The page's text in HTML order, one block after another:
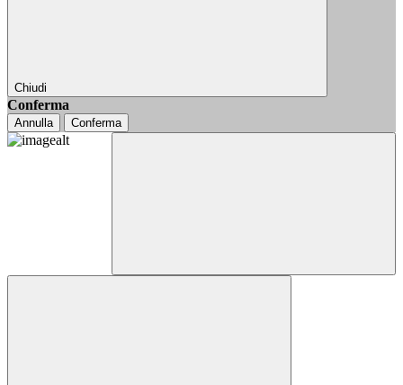
Chiudi
Conferma
Annulla Conferma